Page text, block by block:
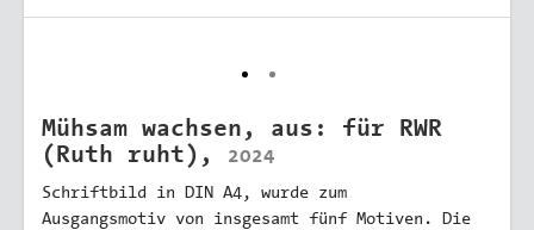
Mühsam wachsen, aus: für RWR
(Ruth ruht),
2024
Schriftbild in DIN A4, wurde zum
Ausgangsmotiv von insgesamt fünf Motiven. Die